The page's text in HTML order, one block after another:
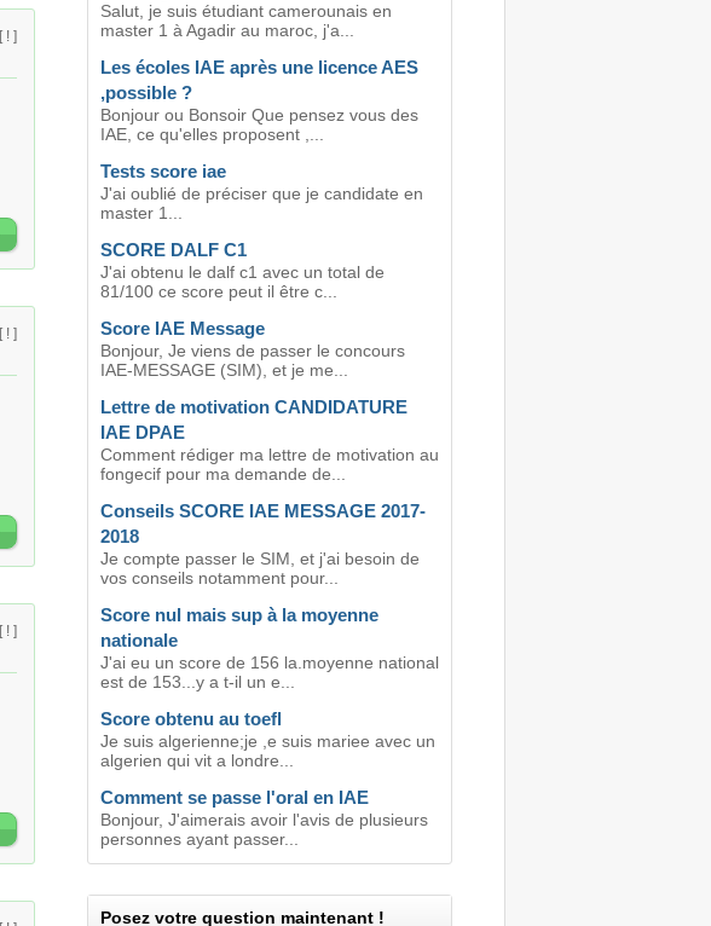
[ ! ]
[ ! ]
[ ! ]
Salut, je suis étudiant camerounais en
master 1 à Agadir au maroc, j'a...
Les écoles IAE après une licence AES
,possible ?
Bonjour ou Bonsoir Que pensez vous des
IAE, ce qu'elles proposent ,...
Tests score iae
J'ai oublié de préciser que je candidate en
master 1...
SCORE DALF C1
J'ai obtenu le dalf c1 avec un total de
81/100 ce score peut il être c...
Score IAE Message
Bonjour, Je viens de passer le concours
IAE-MESSAGE (SIM), et je me...
Lettre de motivation CANDIDATURE
IAE DPAE
Comment rédiger ma lettre de motivation au
fongecif pour ma demande de...
Conseils SCORE IAE MESSAGE 2017-
2018
Je compte passer le SIM, et j'ai besoin de
vos conseils notamment pour...
Score nul mais sup à la moyenne
nationale
J'ai eu un score de 156 la.moyenne national
est de 153...y a t-il un e...
Score obtenu au toefl
Je suis algerienne;je ,e suis mariee avec un
algerien qui vit a londre...
Comment se passe l'oral en IAE
Bonjour, J'aimerais avoir l'avis de plusieurs
personnes ayant passer...
Posez votre question maintenant !